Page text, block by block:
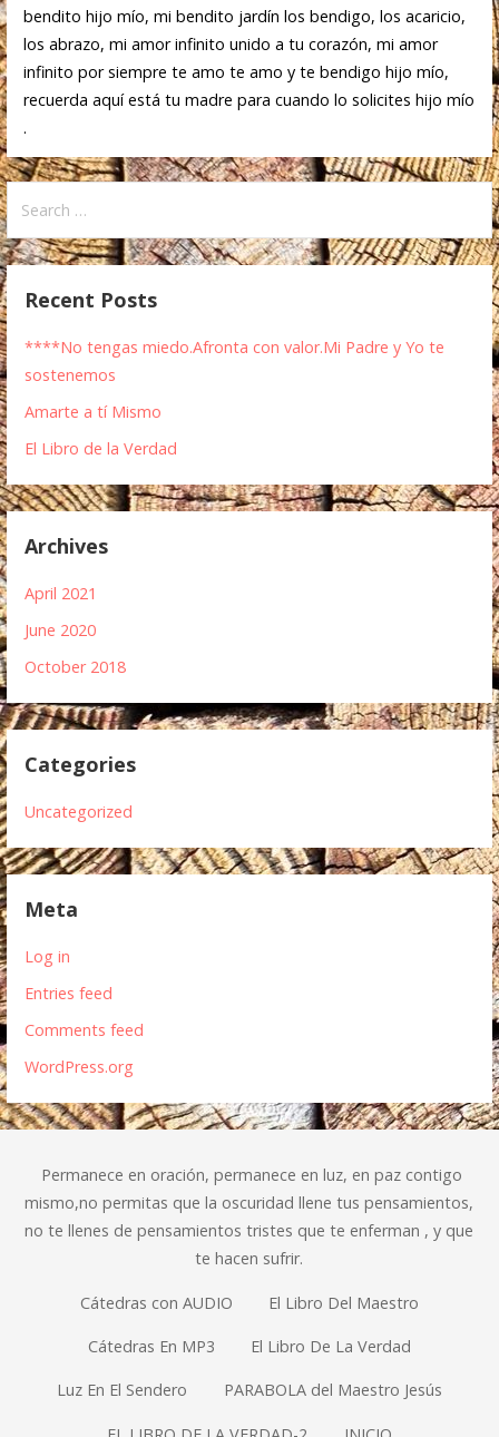
bendito hijo mío, mi bendito jardín los bendigo, los acaricio,
los abrazo, mi amor infinito unido a tu corazón, mi amor
infinito por siempre te amo te amo y te bendigo hijo mío,
recuerda aquí está tu madre para cuando lo solicites hijo mío
.
Recent Posts
****No tengas miedo.Afronta con valor.Mi Padre y Yo te
sostenemos
Amarte a tí Mismo
El Libro de la Verdad
Archives
April 2021
June 2020
October 2018
Categories
Uncategorized
Meta
Log in
Entries feed
Comments feed
WordPress.org
Permanece en oración, permanece en luz, en paz contigo
mismo,no permitas que la oscuridad llene tus pensamientos,
no te llenes de pensamientos tristes que te enferman , y que
te hacen sufrir.
Cátedras con AUDIO El Libro Del Maestro
Cátedras En MP3 El Libro De La Verdad
Luz En El Sendero PARABOLA del Maestro Jesús